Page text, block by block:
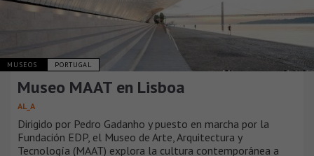
MUSEOS PORTUGAL
Museo MAAT en Lisboa
AL_A
Dirigido por Pedro Gadanho y puesto en marcha por la
Fundación EDP, el Museo de Arte, Arquitectura y
Tecnología (MAAT) explora la cultura contemporánea a